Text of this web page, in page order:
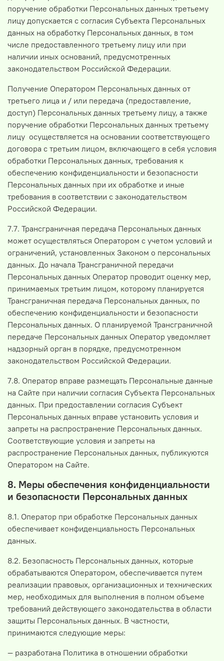
поручение обработки Персональных данных третьему
лицу допускается с согласия Субъекта Персональных
данных на обработку Персональных данных, в том
числе предоставленного третьему лицу или при
наличии иных оснований, предусмотренных
законодательством Российской Федерации.
Получение Оператором Персональных данных от
третьего лица и / или передача (предоставление,
доступ) Персональных данных третьему лицу, а также
поручение обработки Персональных данных третьему
лицу осуществляется на основании соответствующего
договора с третьим лицом, включающего в себя условия
обработки Персональных данных, требования к
обеспечению конфиденциальности и безопасности
Персональных данных при их обработке и иные
требования в соответствии с законодательством
Российской Федерации.
7.7. Трансграничная передача Персональных данных
может осуществляться Оператором с учетом условий и
ограничений, установленных Законом о персональных
данных. До начала Трансграничной передачи
Персональных данных Оператор проводит оценку мер,
принимаемых третьим лицом, которому планируется
Трансграничная передача Персональных данных, по
обеспечению конфиденциальности и безопасности
Персональных данных. О планируемой Трансграничной
передаче Персональных данных Оператор уведомляет
надзорный орган в порядке, предусмотренном
законодательством Российской Федерации.
7.8. Оператор вправе размещать Персональные данные
на Сайте при наличии согласия Субъекта Персональных
данных. При предоставлении согласия Субъект
Персональных данных вправе установить условия и
запреты на распространение Персональных данных.
Соответствующие условия и запреты на
распространение Персональных данных, публикуются
Оператором на Сайте.
8. Меры обеспечения конфиденциальности
и безопасности Персональных данных
8.1. Оператор при обработке Персональных данных
обеспечивает конфиденциальность Персональных
данных.
8.2. Безопасность Персональных данных, которые
обрабатываются Оператором, обеспечивается путем
реализации правовых, организационных и технических
мер, необходимых для выполнения в полном объеме
требований действующего законодательства в области
защиты Персональных данных. В частности,
принимаются следующие меры:
— разработана Политика в отношении обработки